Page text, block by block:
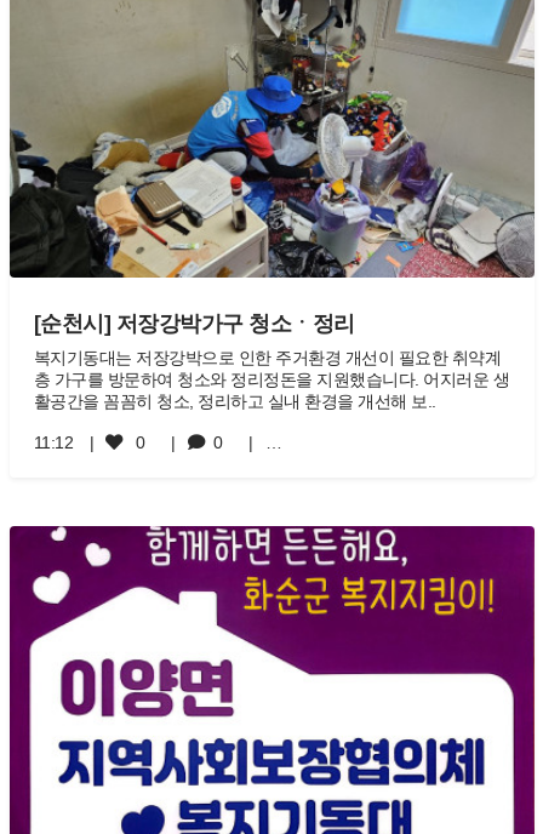
[순천시] 저장강박가구 청소ㆍ정리
복지기동대는 저장강박으로 인한 주거환경 개선이 필요한 취약계
층 가구를 방문하여 청소와 정리정돈을 지원했습니다. 어지러운 생
활공간을 꼼꼼히 청소, 정리하고 실내 환경을 개선해 보..
11:12 0 0